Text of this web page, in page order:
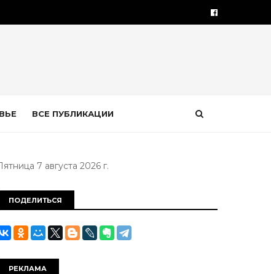
ВСЕ ПУБЛИКАЦИИ
7 августа 2026 г.
ПОДЕЛИТЬСЯ
РЕКЛАМА